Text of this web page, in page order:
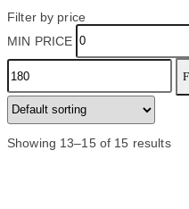
Filter by price
MIN PRICE
Showing 13–15 of 15 results